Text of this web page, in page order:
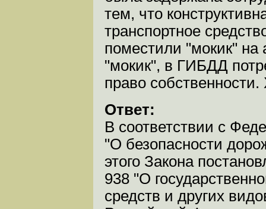
тем, что
транспортное
поместили "мокик" на
"мокик", в ГИБДД
право
Ответ:
В соответствии с
"О безопасности
этого Закона
938 "О
средств и других